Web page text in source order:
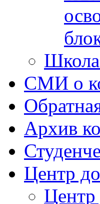
Школа
СМИ о
Архив
Центр
Центр